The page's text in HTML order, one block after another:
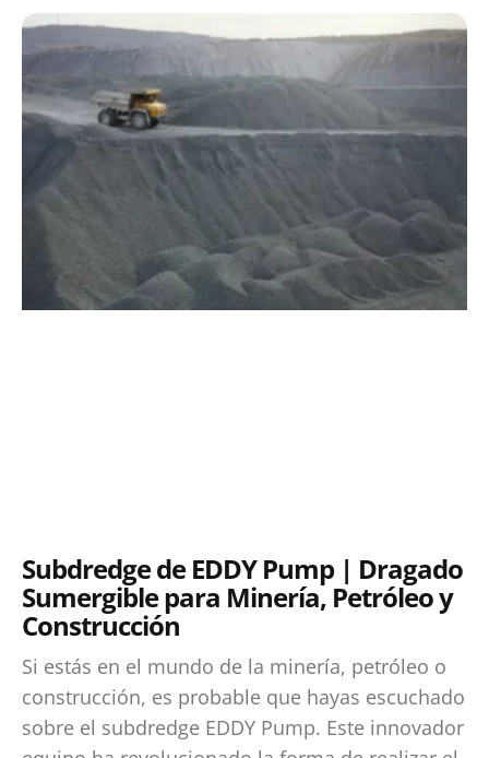
Subdredge de EDDY Pump | Dragado
Sumergible para Minería, Petróleo y
Construcción
Si estás en el mundo de la minería, petróleo o
construcción, es probable que hayas escuchado
sobre el subdredge EDDY Pump. Este innovador